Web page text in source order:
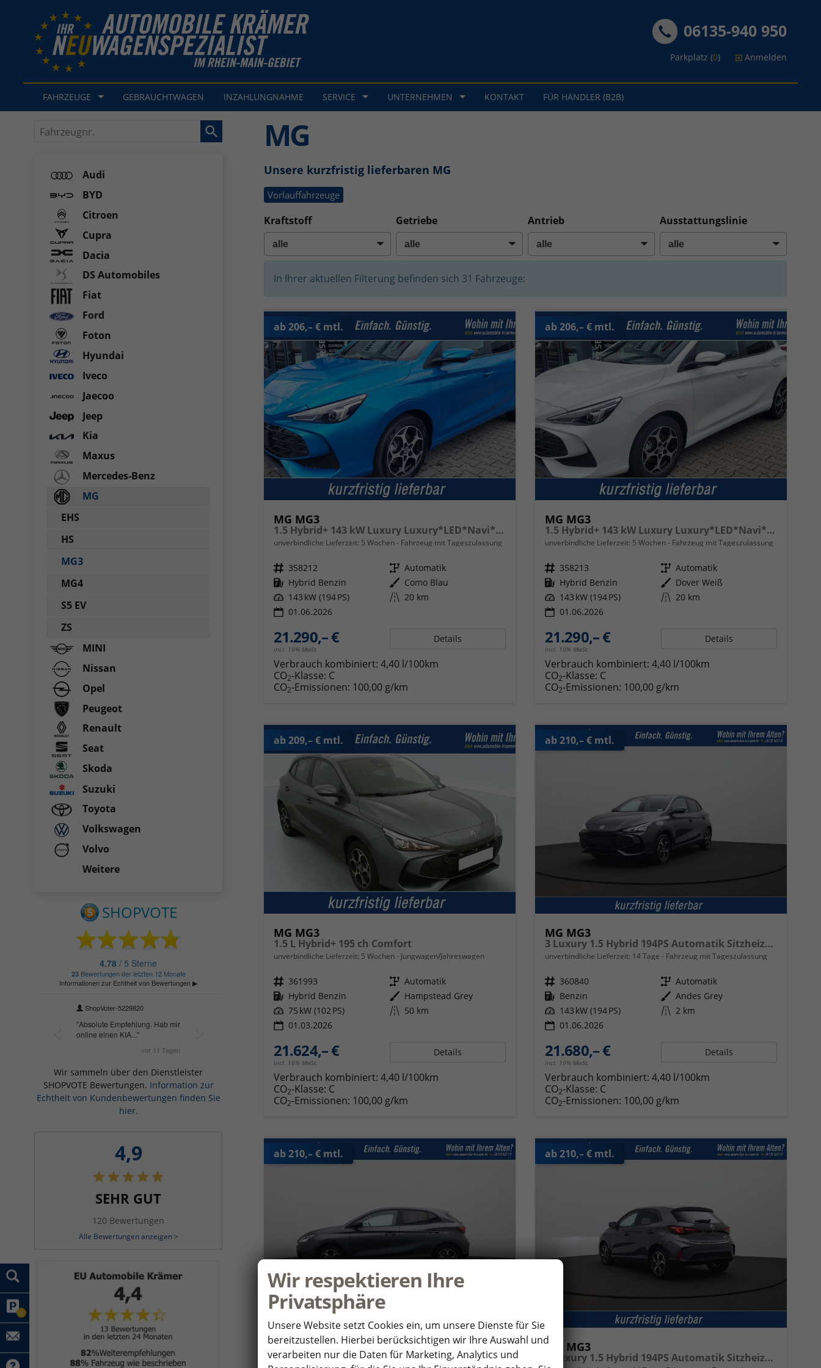
0
06135-940 950
Parkplatz (0) Anmelden
FAHRZEUGE GEBRAUCHTWAGEN INZAHLUNGNAHME SERVICE UNTERNEHMEN KONTAKT FÜR HÄNDLER (B2B)
MG
Unsere kurzfristig lieferbaren MG
Vorlauffahrzeuge
Kraftstoff Getriebe Antrieb Ausstattungslinie
In Ihrer aktuellen Filterung befinden sich 31 Fahrzeuge:
ab 206,– € mtl.
MG MG3
1.5 Hybrid+ 143 kW Luxury Luxury*LED*Navi*Shzg*Lhzg*PDC*360Cam*ACC*16"
unverbindliche Lieferzeit: 5 Wochen Fahrzeug mit Tageszulassung
Fahrzeugnr. 358212 Getriebe Automatik
Kraftstoff Hybrid Benzin Außenfarbe Como Blau
Leistung 143 kW (194 PS) Kilometerstand 20 km
01.06.2026
21.290,– €
incl. 19% MwSt.
Details
Verbrauch kombiniert: 4,40 l/100km
CO2-Klasse: C
CO2-Emissionen: 100,00 g/km
ab 206,– € mtl.
MG MG3
1.5 Hybrid+ 143 kW Luxury Luxury*LED*Navi*Shzg*Lhzg*PDC*360Cam*ACC*16"
unverbindliche Lieferzeit: 5 Wochen Fahrzeug mit Tageszulassung
Fahrzeugnr. 358213 Getriebe Automatik
Kraftstoff Hybrid Benzin Außenfarbe Dover Weiß
Leistung 143 kW (194 PS) Kilometerstand 20 km
01.06.2026
21.290,– €
incl. 19% MwSt.
Details
Verbrauch kombiniert: 4,40 l/100km
CO2-Klasse: C
CO2-Emissionen: 100,00 g/km
ab 209,– € mtl.
MG MG3
1.5 L Hybrid+ 195 ch Comfort
unverbindliche Lieferzeit: 5 Wochen Jungwagen/Jahreswagen
Fahrzeugnr. 361993 Getriebe Automatik
Kraftstoff Hybrid Benzin Außenfarbe Hampstead Grey
Leistung 75 kW (102 PS) Kilometerstand 50 km
01.03.2026
21.624,– €
incl. 19% MwSt.
Details
Verbrauch kombiniert: 4,40 l/100km
CO2-Klasse: C
CO2-Emissionen: 100,00 g/km
ab 210,– € mtl.
MG MG3
3 Luxury 1.5 Hybrid 194PS Automatik Sitzheizung Lenkradheizung 360°Kamera Parksensoren Klimaautomatik ACC Touchscreen Apple CarPlay Android Auto Keyless 16-LM
unverbindliche Lieferzeit: 14 Tage Fahrzeug mit Tageszulassung
Fahrzeugnr. 360840 Getriebe Automatik
Kraftstoff Benzin Außenfarbe Andes Grey
Leistung 143 kW (194 PS) Kilometerstand 2 km
01.06.2026
21.680,– €
incl. 19% MwSt.
Details
Verbrauch kombiniert: 4,40 l/100km
CO2-Klasse: C
CO2-Emissionen: 100,00 g/km
ab 210,– € mtl.
MG MG3
3 Luxury 1.5 Hybrid 194PS Automatik Sitzheizung Lenkradheizung 360°Kamera Parksensoren Klimaautomatik ACC Touchscreen Apple CarPlay Android Auto Keyless 16-LM
ab 210,– € mtl.
MG MG3
3 Luxury 1.5 Hybrid 194PS Automatik Sitzheizung Lenkradheizung 360°Kamera Parksensoren Klimaautomatik ACC Touchscreen Apple CarPlay Android Auto Keyless 16-LM
Fahrzeugnr.
Audi
BYD
Citroen
Cupra
Dacia
DS Automobiles
Fiat
Ford
Foton
Hyundai
Iveco
Jaecoo
Jeep
Kia
Maxus
Mercedes-Benz
MG
EHS
HS
MG3
MG4
S5 EV
ZS
MINI
Nissan
Opel
Peugeot
Renault
Seat
Skoda
Suzuki
Toyota
Volkswagen
Volvo
Weitere
Wir sammeln über den Dienstleister
SHOPVOTE Bewertungen. Information zur
Echtheit von Kundenbewertungen finden Sie
hier.
4,9
SEHR GUT
120 Bewertungen
Alle Bewertungen anzeigen >
Wir respektieren Ihre
Privatsphäre
Unsere Website setzt Cookies ein, um unsere Dienste für Sie
bereitzustellen. Hierbei berücksichtigen wir Ihre Auswahl und
verarbeiten nur die Daten für Marketing, Analytics und